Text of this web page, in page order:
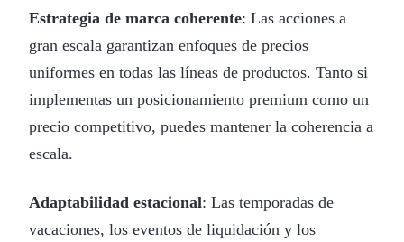
Estrategia de marca coherente: Las acciones a
gran escala garantizan enfoques de precios
uniformes en todas las líneas de productos. Tanto si
implementas un posicionamiento premium como un
precio competitivo, puedes mantener la coherencia a
escala.
Adaptabilidad estacional: Las temporadas de
vacaciones, los eventos de liquidación y los